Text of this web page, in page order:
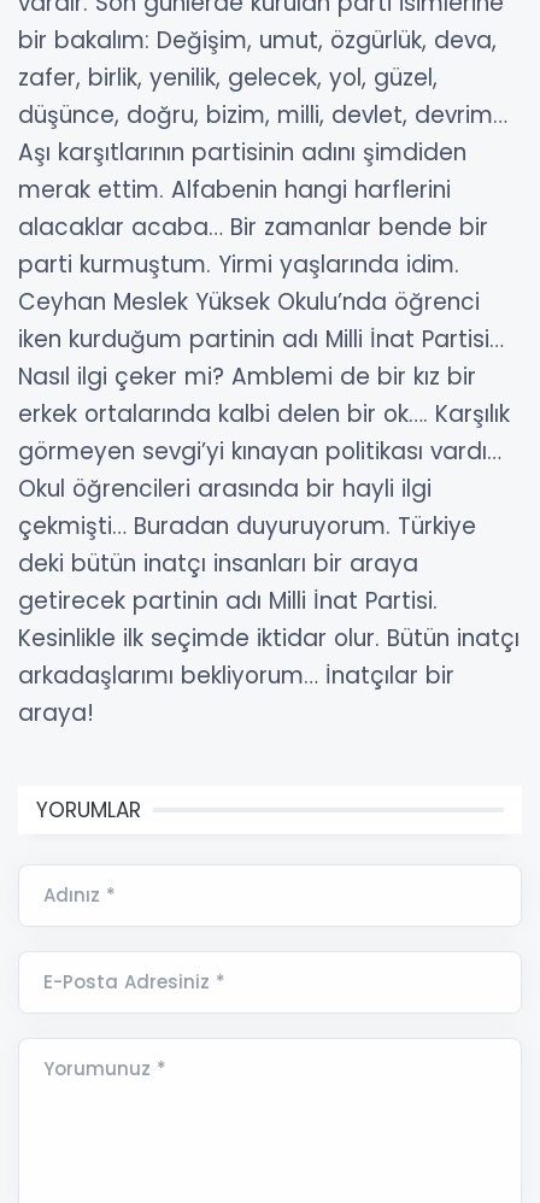
bir bakalım: Değişim, umut, özgürlük, deva,
zafer, birlik, yenilik, gelecek, yol, güzel,
düşünce, doğru, bizim, milli, devlet, devrim…
Aşı karşıtlarının partisinin adını şimdiden
merak ettim. Alfabenin hangi harflerini
alacaklar acaba… Bir zamanlar bende bir
parti kurmuştum. Yirmi yaşlarında idim.
Ceyhan Meslek Yüksek Okulu’nda öğrenci
iken kurduğum partinin adı Milli İnat Partisi…
Nasıl ilgi çeker mi? Amblemi de bir kız bir
erkek ortalarında kalbi delen bir ok…. Karşılık
görmeyen sevgi’yi kınayan politikası vardı…
Okul öğrencileri arasında bir hayli ilgi
çekmişti… Buradan duyuruyorum. Türkiye
deki bütün inatçı insanları bir araya
getirecek partinin adı Milli İnat Partisi.
Kesinlikle ilk seçimde iktidar olur. Bütün inatçı
arkadaşlarımı bekliyorum… İnatçılar bir
araya!
YORUMLAR
Adınız *
E-Posta Adresiniz *
Yorumunuz *